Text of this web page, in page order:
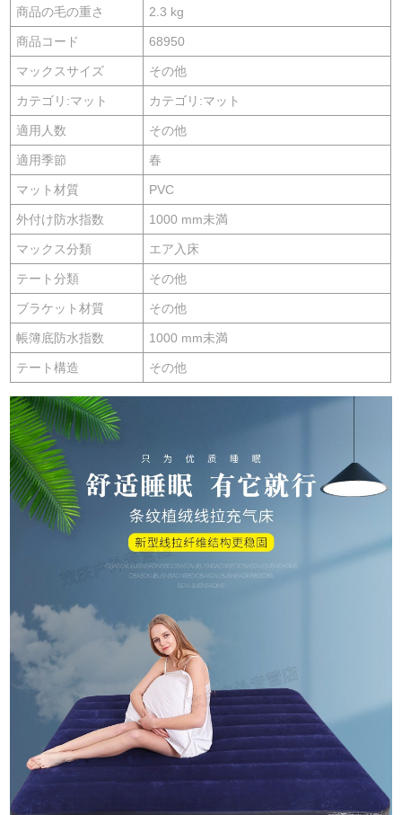
商品の毛の重さ 2.3 kg
商品コード 68950
マックスサイズ その他
カテゴリ:マット カテゴリ:マット
適用人数 その他
適用季節 春
マット材質 PVC
外付け防水指数 1000 mm未満
マックス分類 エア入床
テート分類 その他
ブラケット材質 その他
帳簿底防水指数 1000 mm未満
テート構造 その他